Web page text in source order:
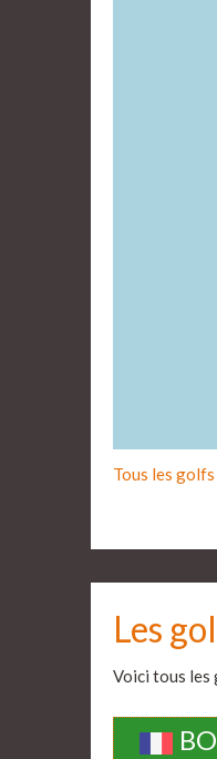
Tous les golfs
Les
Voici tous les